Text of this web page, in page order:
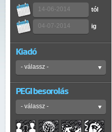
tól
ig
Kiadó
PEGI besorolás